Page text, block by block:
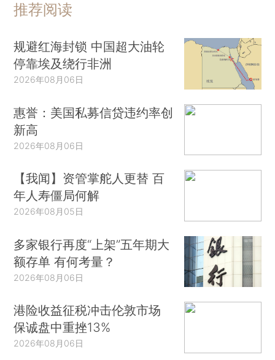
推荐阅读
规避红海封锁 中国超大油轮
停靠埃及绕行非洲
2026年08月06日
惠誉：美国私募信贷违约率创
新高
2026年08月06日
【我闻】资管掌舵人更替 百
年人寿僵局何解
2026年08月05日
多家银行再度“上架”五年期大
额存单 有何考量？
2026年08月06日
港险收益征税冲击伦敦市场
保诚盘中重挫13%
2026年08月06日